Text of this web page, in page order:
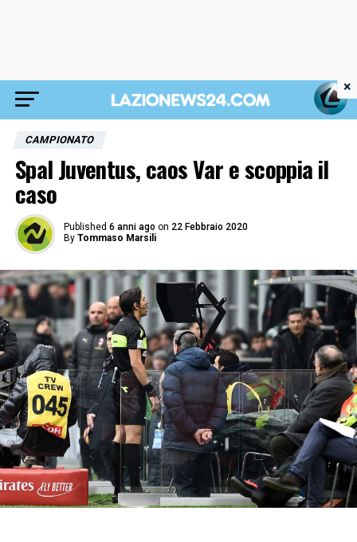
CAMPIONATO
Spal Juventus, caos Var e scoppia il
caso
Published 6 anni ago on 22 Febbraio 2020
By Tommaso Marsili
×